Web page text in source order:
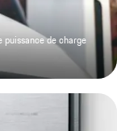
de charge